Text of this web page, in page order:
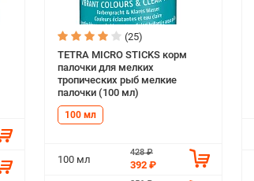
(25)
TETRA MICRO STICKS корм
палочки для мелких
тропических рыб мелкие
палочки (100 мл)
100 мл
100 мл
428 ₽
392 ₽